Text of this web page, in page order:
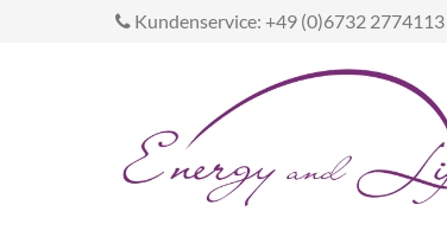
Kundenservice: +49 (0)6732 2774113